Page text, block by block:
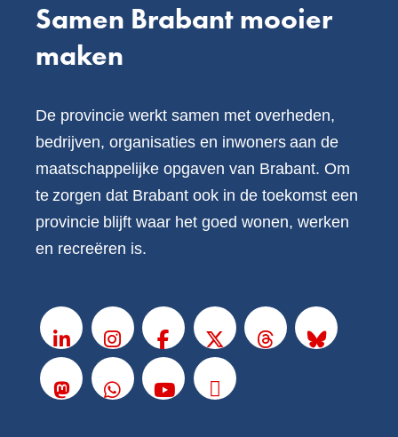
Samen Brabant mooier
maken
De provincie werkt samen met overheden,
bedrijven, organisaties en inwoners aan de
maatschappelijke opgaven van Brabant. Om
te zorgen dat Brabant ook in de toekomst een
provincie blijft waar het goed wonen, werken
en recreëren is.
LinkedInInstagramFacebook
X